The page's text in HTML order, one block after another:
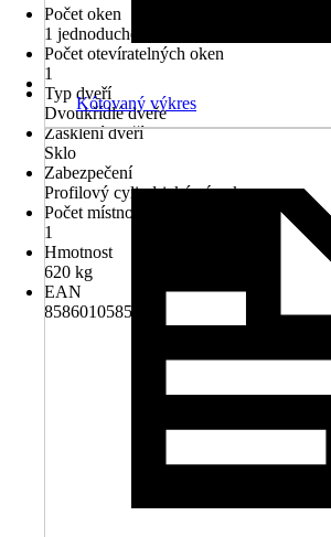
Počet oken
1 jednoduché okno
Počet otevíratelných oken
1
Typ dveří
Dvoukřídlé dveře
Zasklení dveří
Sklo
Zabezpečení
Profilový cylindrický zámek
Počet místností
1
Hmotnost
620 kg
EAN
8586010585475
Kótovaný výkres